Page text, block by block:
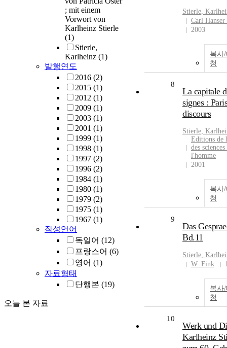
; mit einem
Vorwort von
Karlheinz Stierle
(1)
Stierle,
Karlheinz (1)
발행연도
2016 (2)
2015 (1)
2012 (1)
2009 (1)
2003 (1)
2001 (1)
1999 (1)
1998 (1)
1997 (2)
1996 (2)
1984 (1)
1980 (1)
1979 (2)
1975 (1)
1967 (1)
작성언어
독일어 (12)
프랑스어 (6)
영어 (1)
자료형태
단행본 (19)
오늘 본 자료
Stierle,
Carl Hanser
2003
복사
청
8
La capitale
signes :
discours
Stierle,
Editions de
des sciences
l'homme
2001
복사
청
9
Das
Bd.11
Stierle,
W. Fink
복사
청
10
Werk und
Karlheinz